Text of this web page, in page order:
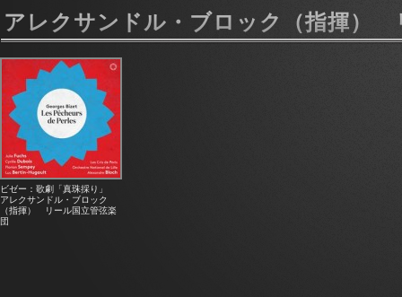
アレクサンドル・ブロック（指揮）
ビゼー：歌劇「真珠採り」
アレクサンドル・ブロック
（指揮） リール国立管弦楽
団